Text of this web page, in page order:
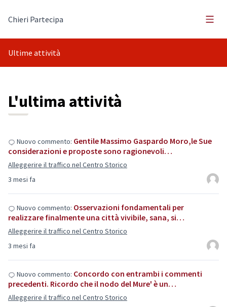
Chieri Partecipa
Ultime attività
L'ultima attività
3 mesi fa
Nuovo commento: Gentile Massimo Gaspardo Moro,le Sue
considerazioni e proposte sono ragionevoli…
Alleggerire il traffico nel Centro Storico
3 mesi fa
Nuovo commento: Osservazioni fondamentali per
realizzare finalmente una città vivibile, sana, si…
Alleggerire il traffico nel Centro Storico
Nuovo commento: Concordo con entrambi i commenti
precedenti. Ricordo che il nodo del Mure' è un…
Alleggerire il traffico nel Centro Storico